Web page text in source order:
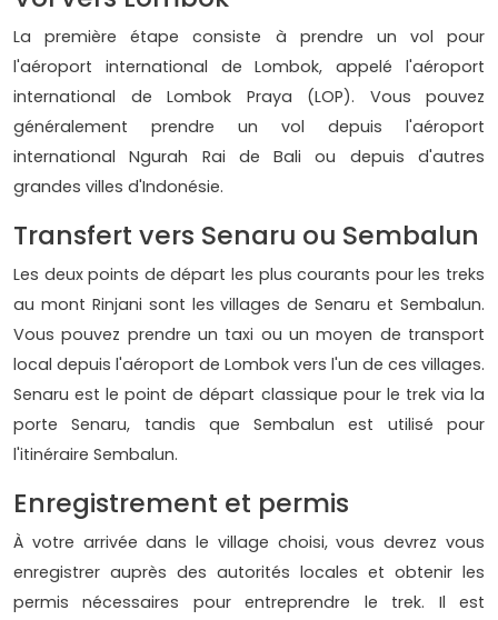
La première étape consiste à prendre un vol pour
l'aéroport international de Lombok, appelé l'aéroport
international de Lombok Praya (LOP). Vous pouvez
généralement prendre un vol depuis l'aéroport
international Ngurah Rai de Bali ou depuis d'autres
grandes villes d'Indonésie.
Transfert vers Senaru ou Sembalun
Les deux points de départ les plus courants pour les treks
au mont Rinjani sont les villages de Senaru et Sembalun.
Vous pouvez prendre un taxi ou un moyen de transport
local depuis l'aéroport de Lombok vers l'un de ces villages.
Senaru est le point de départ classique pour le trek via la
porte Senaru, tandis que Sembalun est utilisé pour
l'itinéraire Sembalun.
Enregistrement et permis
À votre arrivée dans le village choisi, vous devrez vous
enregistrer auprès des autorités locales et obtenir les
permis nécessaires pour entreprendre le trek. Il est